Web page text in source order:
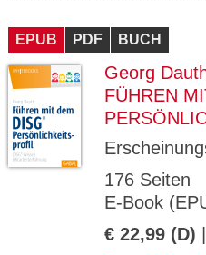
EPUB PDF BUCH
Georg
FÜHREN
176 Seiten
E-Book
€ 22,99 (D)